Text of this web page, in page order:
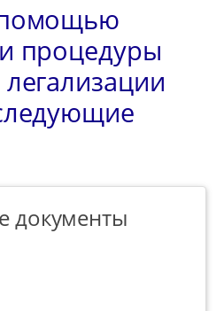
процедуры
документы